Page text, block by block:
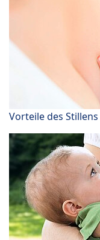
Vorteile des